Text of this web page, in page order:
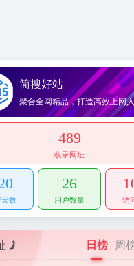
简搜好站
聚合全网精品，打造高效上网
489
收录网址
天数
26
用户数量 访
日榜 周